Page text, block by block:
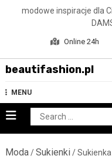
modowe inspiracje dla
Online 24h
beautifashion.pl
MENU
Search
for:
Moda/Sukienki/ Sukienka